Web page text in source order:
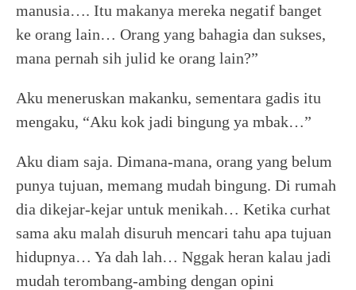
manusia…. Itu makanya mereka negatif banget
ke orang lain… Orang yang bahagia dan sukses,
mana pernah sih julid ke orang lain?”
Aku meneruskan makanku, sementara gadis itu
mengaku, “Aku kok jadi bingung ya mbak…”
Aku diam saja. Dimana-mana, orang yang belum
punya tujuan, memang mudah bingung. Di rumah
dia dikejar-kejar untuk menikah… Ketika curhat
sama aku malah disuruh mencari tahu apa tujuan
hidupnya… Ya dah lah… Nggak heran kalau jadi
mudah terombang-ambing dengan opini